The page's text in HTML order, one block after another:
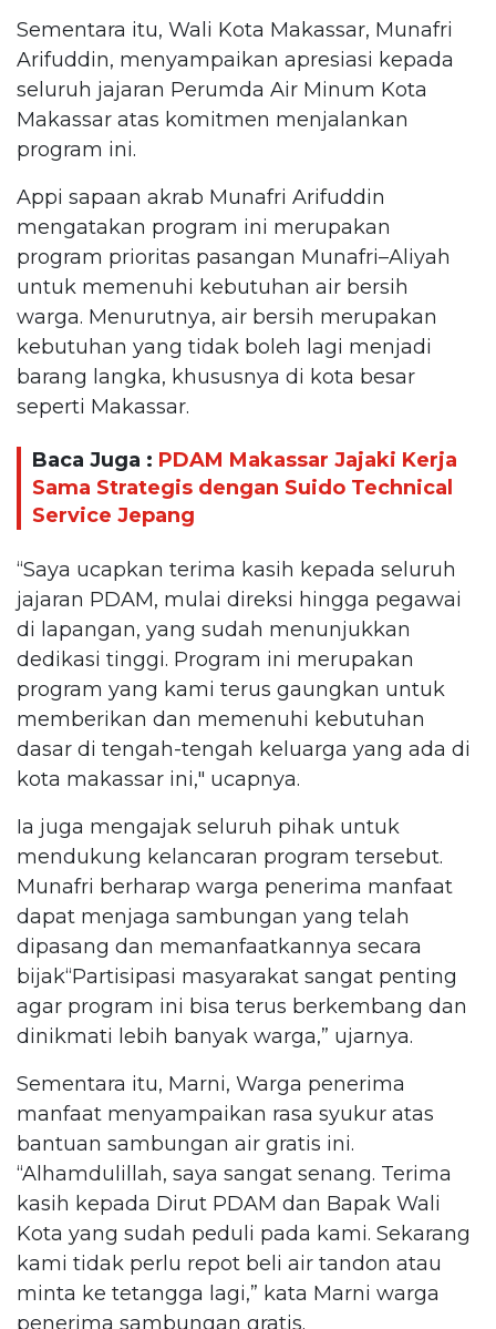
Sementara itu, Wali Kota Makassar, Munafri
Arifuddin, menyampaikan apresiasi kepada
seluruh jajaran Perumda Air Minum Kota
Makassar atas komitmen menjalankan
program ini.
Appi sapaan akrab Munafri Arifuddin
mengatakan program ini merupakan
program prioritas pasangan Munafri–Aliyah
untuk memenuhi kebutuhan air bersih
warga. Menurutnya, air bersih merupakan
kebutuhan yang tidak boleh lagi menjadi
barang langka, khususnya di kota besar
seperti Makassar.
Baca Juga : PDAM Makassar Jajaki Kerja
Sama Strategis dengan Suido Technical
Service Jepang
“Saya ucapkan terima kasih kepada seluruh
jajaran PDAM, mulai direksi hingga pegawai
di lapangan, yang sudah menunjukkan
dedikasi tinggi. Program ini merupakan
program yang kami terus gaungkan untuk
memberikan dan memenuhi kebutuhan
dasar di tengah-tengah keluarga yang ada di
kota makassar ini," ucapnya.
Ia juga mengajak seluruh pihak untuk
mendukung kelancaran program tersebut.
Munafri berharap warga penerima manfaat
dapat menjaga sambungan yang telah
dipasang dan memanfaatkannya secara
bijak“Partisipasi masyarakat sangat penting
agar program ini bisa terus berkembang dan
dinikmati lebih banyak warga,” ujarnya.
Sementara itu, Marni, Warga penerima
manfaat menyampaikan rasa syukur atas
bantuan sambungan air gratis ini.
“Alhamdulillah, saya sangat senang. Terima
kasih kepada Dirut PDAM dan Bapak Wali
Kota yang sudah peduli pada kami. Sekarang
kami tidak perlu repot beli air tandon atau
minta ke tetangga lagi,” kata Marni warga
penerima sambungan gratis.